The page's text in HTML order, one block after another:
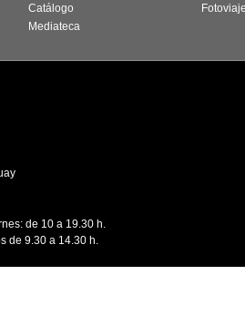
Catálogo
Mediateca
de 10 a 19.30 h.
de 9.30 a 14.30 h.